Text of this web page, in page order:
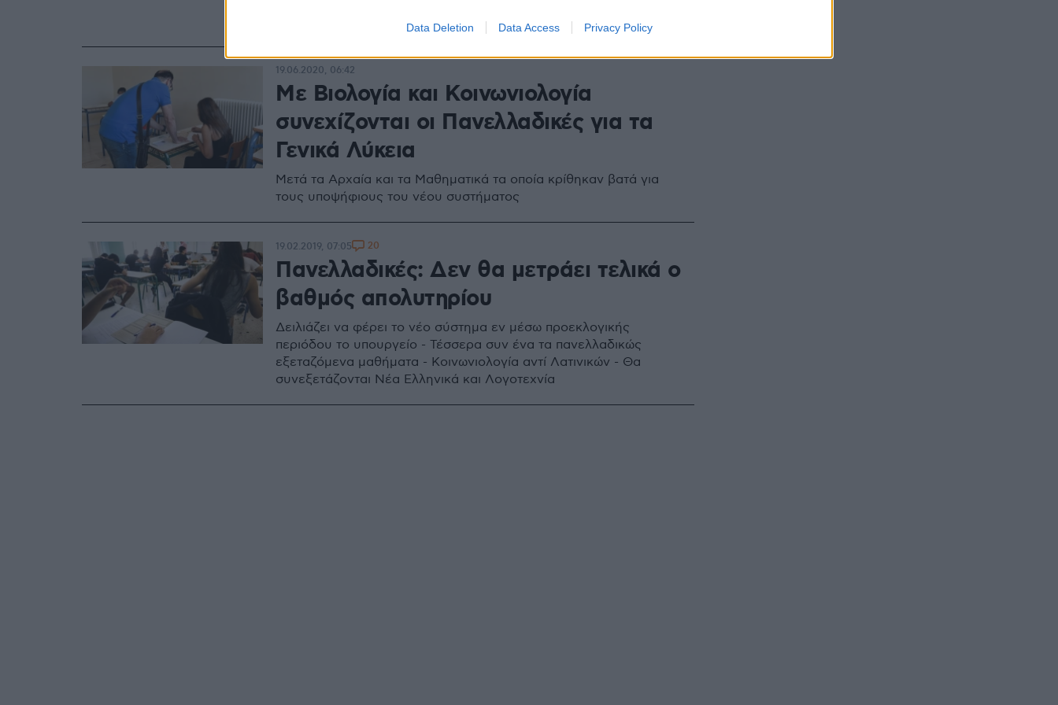
Data Deletion Data Access Privacy Policy
Με Βιολογία και Κοινωνιολογία
συνεχίζονται οι Πανελλαδικές για τα
Γενικά Λύκεια
Μετά τα Αρχαία και τα Μαθηματικά τα οποία κρίθηκαν βατά για
τους υποψήφιους του νέου συστήματος
19.06.2020, 06:42
Πανελλαδικές: Δεν θα μετράει τελικά ο
βαθμός απολυτηρίου
Δειλιάζει να φέρει το νέο σύστημα εν μέσω προεκλογικής
περιόδου το υπουργείο - Τέσσερα συν ένα τα πανελλαδικώς
εξεταζόμενα μαθήματα - Κοινωνιολογία αντί Λατινικών - Θα
συνεξετάζονται Νέα Ελληνικά και Λογοτεχνία
19.02.2019, 07:05 20